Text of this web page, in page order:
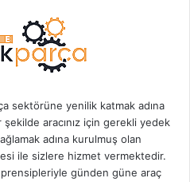
sektörüne yenilik katmak adına
aracınız için gerekli yedek
adına kurulmuş olan
ile sizlere hizmet vermektedir.
günden güne araç